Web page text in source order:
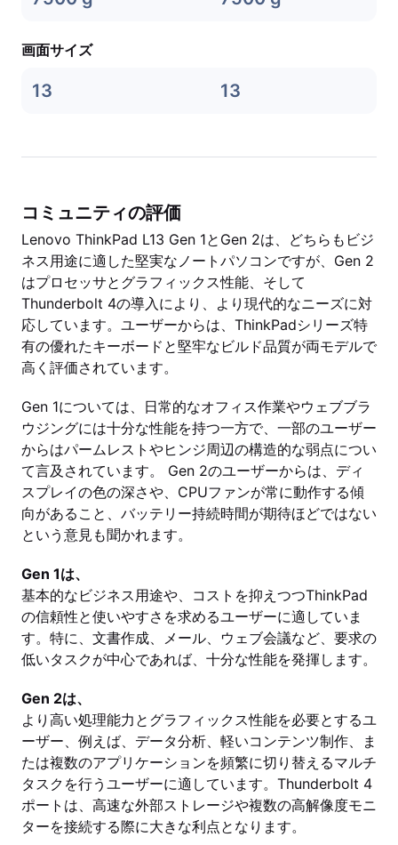
画面サイズ
13 13
コミュニティの評価
Lenovo ThinkPad L13 Gen 1とGen 2は、どちらもビジ
ネス用途に適した堅実なノートパソコンですが、Gen 2
はプロセッサとグラフィックス性能、そして
Thunderbolt 4の導入により、より現代的なニーズに対
応しています。ユーザーからは、ThinkPadシリーズ特
有の優れたキーボードと堅牢なビルド品質が両モデルで
高く評価されています。
Gen 1については、日常的なオフィス作業やウェブブラ
ウジングには十分な性能を持つ一方で、一部のユーザー
からはパームレストやヒンジ周辺の構造的な弱点につい
て言及されています。 Gen 2のユーザーからは、ディ
スプレイの色の深さや、CPUファンが常に動作する傾
向があること、バッテリー持続時間が期待ほどではない
という意見も聞かれます。
Gen 1は、
基本的なビジネス用途や、コストを抑えつつThinkPad
の信頼性と使いやすさを求めるユーザーに適していま
す。特に、文書作成、メール、ウェブ会議など、要求の
低いタスクが中心であれば、十分な性能を発揮します。
Gen 2は、
より高い処理能力とグラフィックス性能を必要とするユ
ーザー、例えば、データ分析、軽いコンテンツ制作、ま
たは複数のアプリケーションを頻繁に切り替えるマルチ
タスクを行うユーザーに適しています。Thunderbolt 4
ポートは、高速な外部ストレージや複数の高解像度モニ
ターを接続する際に大きな利点となります。